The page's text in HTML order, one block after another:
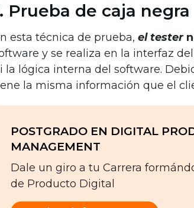
Prueba de caja negra
esta técnica de prueba, el tester
y se realiza en la interfaz
la lógica interna del software.
la misma información que el
POSTGRADO EN DIGITAL
MANAGEMENT
Dale un giro a tu Carrera
de Producto Digital